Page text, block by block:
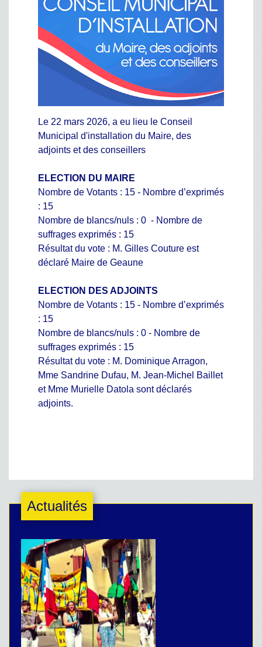
Le 22 mars 2026, a eu lieu le Conseil
Municipal d'installation du Maire, des
adjoints et des conseillers
ELECTION DU MAIRE
Nombre de Votants : 15 - Nombre d’exprimés
: 15
Nombre de blancs/nuls : 0 - Nombre de
suffrages exprimés : 15
Résultat du vote : M. Gilles Couture est
déclaré Maire de Geaune
ELECTION DES ADJOINTS
Nombre de Votants : 15 - Nombre d’exprimés
: 15
Nombre de blancs/nuls : 0 - Nombre de
suffrages exprimés : 15
Résultat du vote : M. Dominique Arragon,
Mme Sandrine Dufau, M. Jean-Michel Baillet
et Mme Murielle Datola sont déclarés
adjoints.
Actualités